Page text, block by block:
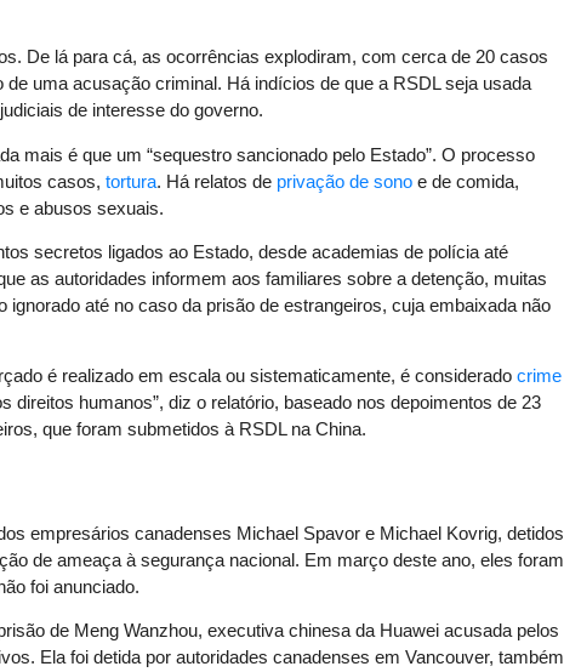
De lá para cá, as ocorrências explodiram, com cerca de 20 casos
uma acusação criminal. Há indícios de que a RSDL seja usada
de interesse do governo.
mais é que um “sequestro sancionado pelo Estado”. O processo
casos, tortura. Há relatos de privação de sono e de comida,
e abusos sexuais.
secretos ligados ao Estado, desde academias de polícia até
as autoridades informem aos familiares sobre a detenção, muitas
até no caso da prisão de estrangeiros, cuja embaixada não
é realizado em escala ou sistematicamente, é considerado crime
direitos humanos”, diz o relatório, baseado nos depoimentos de 23
que foram submetidos à RSDL na China.
empresários canadenses Michael Spavor e Michael Kovrig, detidos
de ameaça à segurança nacional. Em março deste ano, eles foram
foi anunciado.
de Meng Wanzhou, executiva chinesa da Huawei acusada pelos
Ela foi detida por autoridades canadenses em Vancouver, também